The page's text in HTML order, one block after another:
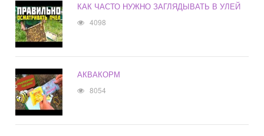
КАК ЧАСТО НУЖНО ЗАГЛЯДЫВАТЬ В УЛЕЙ
4098
АКВАКОРМ
8054